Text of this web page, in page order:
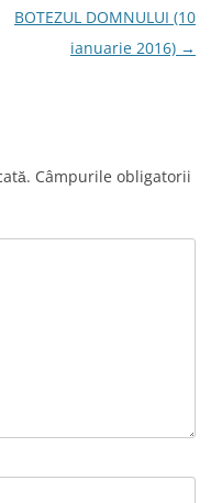
BOTEZUL DOMNULUI (10
ianuarie 2016) →
Câmpurile obligatorii